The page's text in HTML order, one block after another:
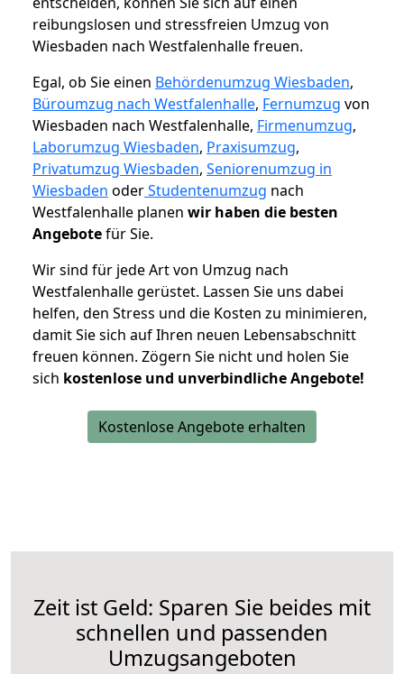
reibungslosen und stressfreien Umzug von
Wiesbaden nach Westfalenhalle freuen.
Egal, ob Sie einen Behördenumzug Wiesbaden,
Büroumzug nach Westfalenhalle, Fernumzug von
Wiesbaden nach Westfalenhalle, Firmenumzug,
Laborumzug Wiesbaden, Praxisumzug,
Privatumzug Wiesbaden, Seniorenumzug in
Wiesbaden oderStudentenumzug nach
Westfalenhalle planen wir haben die besten
Angebotefür Sie.
Wir sind für jede Art von Umzug nach
Westfalenhalle gerüstet. Lassen Sie uns dabei
helfen, den Stress und die Kosten zu minimieren,
damit Sie sich auf Ihren neuen Lebensabschnitt
freuen können. Zögern Sie nicht und holen Sie
sich kostenlose und unverbindliche Angebote!
Kostenlose Angebote erhalten
Zeit ist Geld: Sparen Sie beides mit
schnellen und passenden
Umzugsangeboten